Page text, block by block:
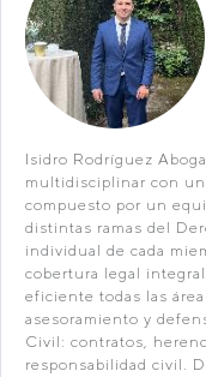
Isidro Rodríguez
multidisciplinar con
compuesto por un
distintas ramas del
individual de cada
cobertura legal
eficiente todas las
asesoramiento y
Civil: contratos,
responsabilidad civil.